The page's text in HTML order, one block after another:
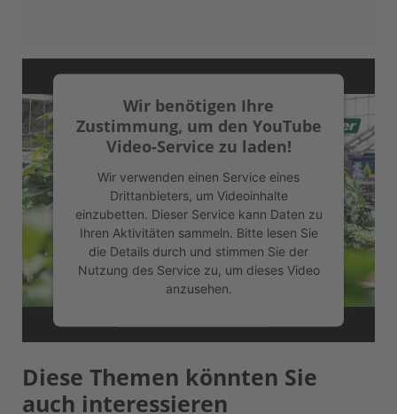
Wir benötigen Ihre
Zustimmung, um den YouTube
Video-Service zu laden!
Wir verwenden einen Service eines
Drittanbieters, um Videoinhalte
einzubetten. Dieser Service kann Daten zu
Ihren Aktivitäten sammeln. Bitte lesen Sie
die Details durch und stimmen Sie der
Nutzung des Service zu, um dieses Video
anzusehen.
Mehr Informationen
Akzeptieren
Diese Themen könnten Sie
auch interessieren